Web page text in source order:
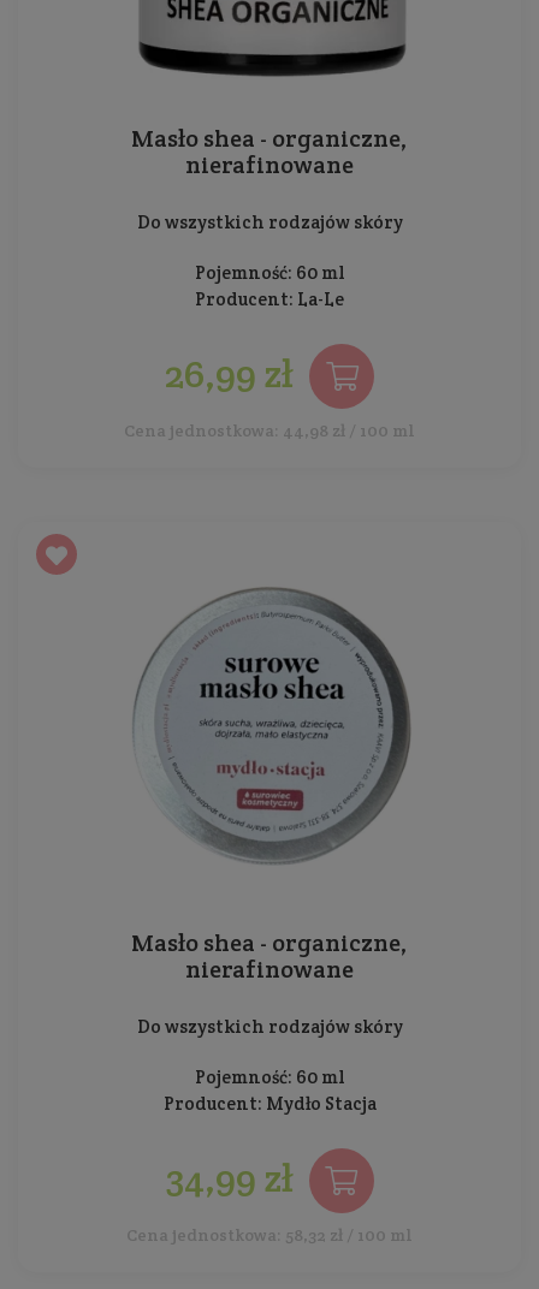
Masło shea - organiczne,
nierafinowane
Do wszystkich rodzajów skóry
Pojemność: 60 ml
Producent: La-Le
26,99 zł
Cena jednostkowa: 44,98 zł / 100 ml
Masło shea - organiczne,
nierafinowane
Do wszystkich rodzajów skóry
Pojemność: 60 ml
Producent: Mydło Stacja
34,99 zł
Cena jednostkowa: 58,32 zł / 100 ml